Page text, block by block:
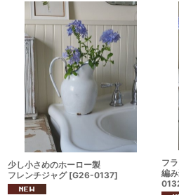
少し小さめのホーロー製
フレンチジャグ [G26-0137]
フ
編